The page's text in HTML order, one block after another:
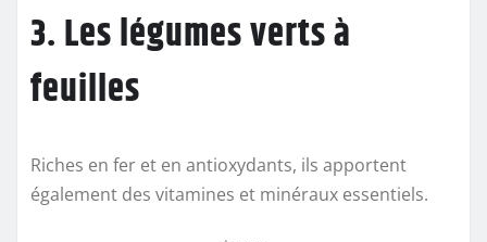
3. Les légumes verts à
feuilles
Riches en fer et en antioxydants, ils apportent
également des vitamines et minéraux essentiels.